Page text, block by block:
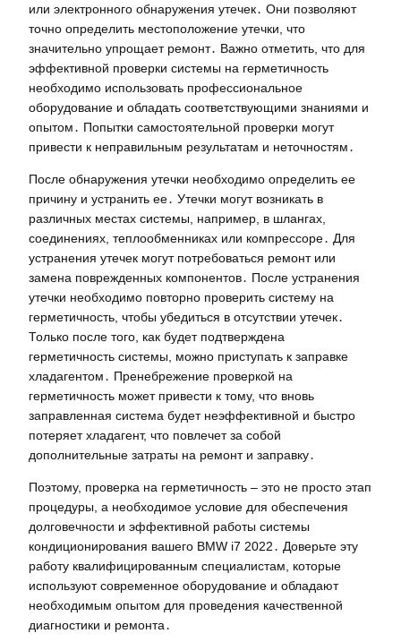
или электронного обнаружения утечек․ Они позволяют
точно определить местоположение утечки, что
значительно упрощает ремонт․ Важно отметить, что для
эффективной проверки системы на герметичность
необходимо использовать профессиональное
оборудование и обладать соответствующими знаниями и
опытом․ Попытки самостоятельной проверки могут
привести к неправильным результатам и неточностям․
После обнаружения утечки необходимо определить ее
причину и устранить ее․ Утечки могут возникать в
различных местах системы, например, в шлангах,
соединениях, теплообменниках или компрессоре․ Для
устранения утечек могут потребоваться ремонт или
замена поврежденных компонентов․ После устранения
утечки необходимо повторно проверить систему на
герметичность, чтобы убедиться в отсутствии утечек․
Только после того, как будет подтверждена
герметичность системы, можно приступать к заправке
хладагентом․ Пренебрежение проверкой на
герметичность может привести к тому, что вновь
заправленная система будет неэффективной и быстро
потеряет хладагент, что повлечет за собой
дополнительные затраты на ремонт и заправку․
Поэтому, проверка на герметичность – это не просто этап
процедуры, а необходимое условие для обеспечения
долговечности и эффективной работы системы
кондиционирования вашего BMW i7 2022․ Доверьте эту
работу квалифицированным специалистам, которые
используют современное оборудование и обладают
необходимым опытом для проведения качественной
диагностики и ремонта․